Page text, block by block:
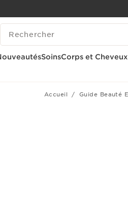
ALLER AU CONTENU
CONSULTER LE PIED DE PAGE
OUTIL D'ACCESSIBILITÉ
HISTORIQUE DES RECHERCHES
SoinsCorps et Cheveux
Accueil Guide Beauté